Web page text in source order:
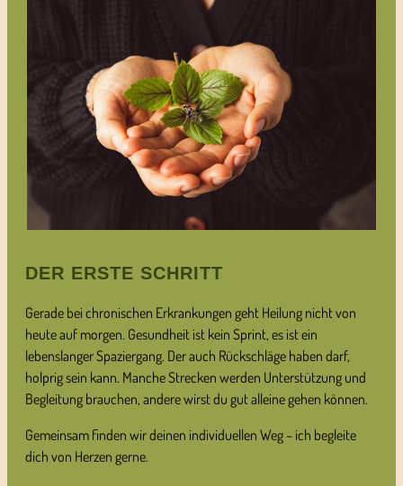
DER ERSTE SCHRITT
Gerade bei chronischen Erkrankungen geht Heilung nicht von
heute auf morgen. Gesundheit ist kein Sprint, es ist ein
lebenslanger Spaziergang. Der auch Rückschläge haben darf,
holprig sein kann. Manche Strecken werden Unterstützung und
Begleitung brauchen, andere wirst du gut alleine gehen können.
Gemeinsam finden wir deinen individuellen Weg – ich begleite
dich von Herzen gerne.